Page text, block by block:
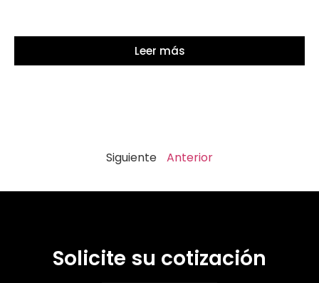
Leer más
Siguiente Anterior
Solicite su cotización